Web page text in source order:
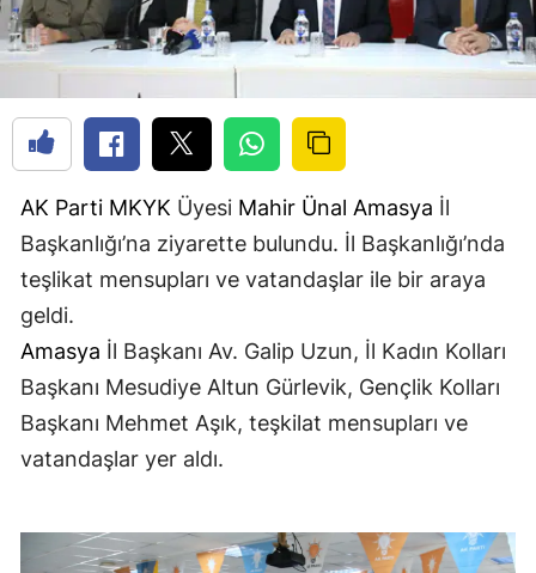
AK Parti MKYK Üyesi Mahir Ünal Amasya İl
Başkanlığı’na ziyarette bulundu. İl Başkanlığı’nda
teşlikat mensupları ve vatandaşlar ile bir araya
geldi.
Amasya İl Başkanı Av. Galip Uzun, İl Kadın Kolları
Başkanı Mesudiye Altun Gürlevik, Gençlik Kolları
Başkanı Mehmet Aşık, teşkilat mensupları ve
vatandaşlar yer aldı.